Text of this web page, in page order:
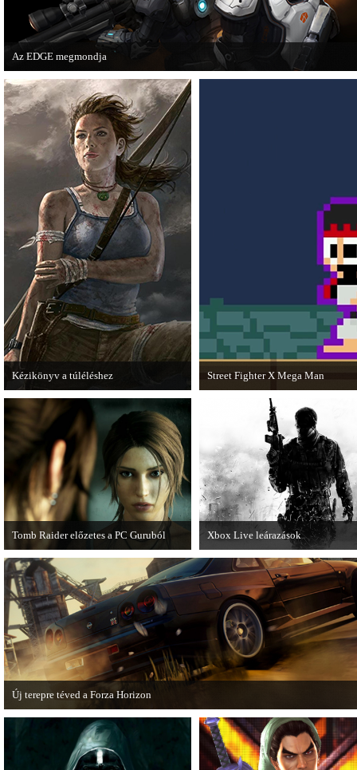
Az EDGE megmondja
Az egyik leghíresebb játékmagazin, az EDGE is elmondja, hogy szerinte melyek
voltak idén a legjobb játékok.
Kézikönyv a túléléshez
A Tomb Raider sem ússza meg a
manapság már kötelező videosorozatot.
Street Fighter X Mega Man
A Capcom ismert karakterei
Fighter X Mega Man.
Tomb Raider előzetes a PC Guruból
A PC Guru friss számában több oldalon
olvashatunk az új Tomb Raiderről,
mely cikkből most egy részletet online
is közzétettek.
Xbox Live leárazások
December 18-án az Xbox Live
rendszerében is elkezdődnek a
karácsonyi akciózások.
Új terepre téved a Forza Horizon
Hamarosan megérkezik a Forza Horizon első nagyszabású kiegészítője, a Rally
Expansion Pack.